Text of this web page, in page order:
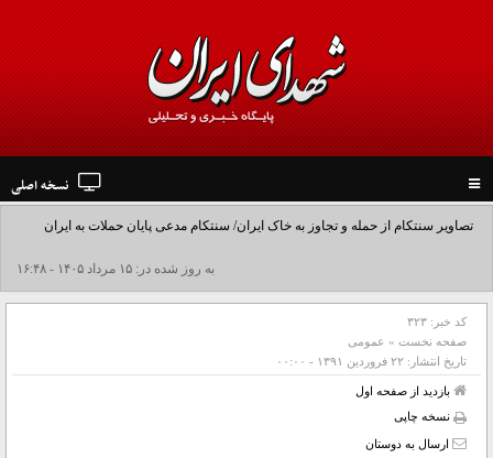
navigation
نسخه اصلی
تصاویر سنتکام از حمله و تجاوز به خاک ایران/ سنتکام مدعی پایان حملات به ایران
شد+فیلم به روز شده در: ۱۵ مرداد ۱۴۰۵ - ۱۶:۴۸
کد خبر: ۳۲۳
صفحه نخست » عمومی
تاریخ انتشار: ۲۲ فروردين ۱۳۹۱ - ۰۰:۰۰
بازدید از صفحه اول
نسخه چاپی
ارسال به دوستان